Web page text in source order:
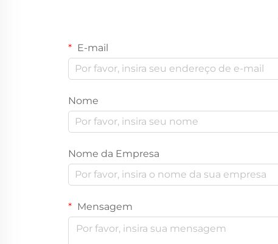
E-mail
Nome
Nome da Empresa
Mensagem